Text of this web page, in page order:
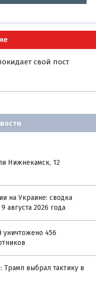
свой пост
Нижнекамск, 12
на Украине: сводка
2026 года
уничтожено 456
выбрал тактику в